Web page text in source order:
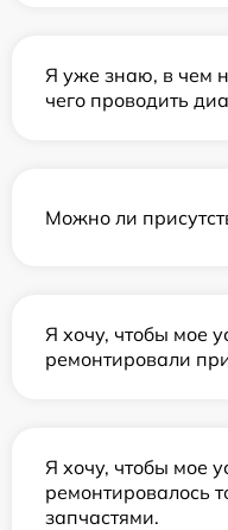
Я уже знаю, в чем
чего проводить
Можно ли
Я хочу, чтобы мое
ремонтировали
Я хочу, чтобы мое
ремонтировалось
запчастями.